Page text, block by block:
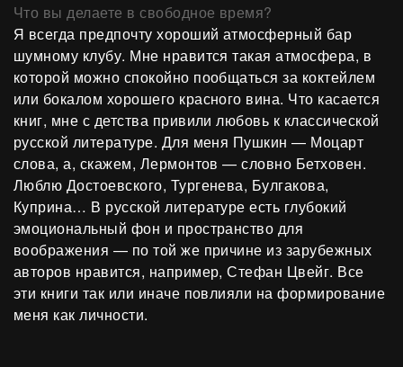
Что вы делаете в свободное время?
Я всегда предпочту хороший атмосферный бар
шумному клубу. Мне нравится такая атмосфера, в
которой можно спокойно пообщаться за коктейлем
или бокалом хорошего красного вина. Что касается
книг, мне с детства привили любовь к классической
русской литературе. Для меня Пушкин — Моцарт
слова, а, скажем, Лермонтов — словно Бетховен.
Люблю Достоевского, Тургенева, Булгакова,
Куприна… В русской литературе есть глубокий
эмоциональный фон и пространство для
воображения — по той же причине из зарубежных
авторов нравится, например, Стефан Цвейг. Все
эти книги так или иначе повлияли на формирование
меня как личности.